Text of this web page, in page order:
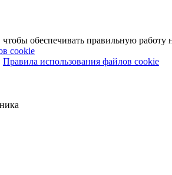
обеспечивать правильную работу
cookie
Правила использования файлов cookie